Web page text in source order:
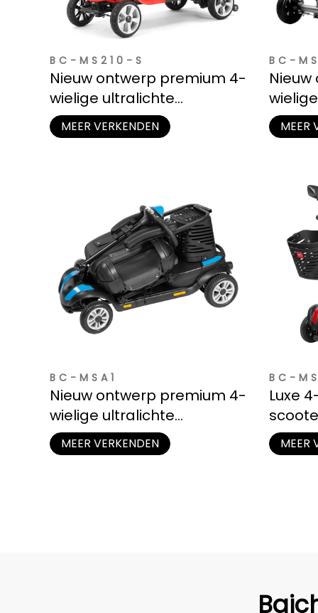
BC-MS210-S
Nieuw ontwerp premium 4-
wielige ultralichte
scootmobiel voor ouderen
MEER VERKENDEN
BC-
MEER
BC-MSA1
Nieuw ontwerp premium 4-
wielige ultralichte
scootmobiel voor ouderen
MEER VERKENDEN
BC-
Luxe
MEER